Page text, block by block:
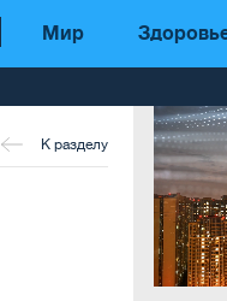
Мир
К разделу